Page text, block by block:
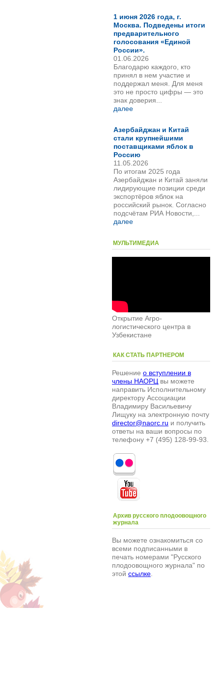
1 июня 2026 года, г.
Москва. Подведены итоги
предварительного
голосования «Единой
России».
01.06.2026
Благодарю каждого, кто
принял в нем участие и
поддержал меня. Для меня
это не просто цифры — это
знак доверия...
далее
Азербайджан и Китай
стали крупнейшими
поставщиками яблок в
Россию
11.05.2026
По итогам 2025 года
Азербайджан и Китай заняли
лидирующие позиции среди
экспортёров яблок на
российский рынок. Согласно
подсчётам РИА Новости,...
далее
МУЛЬТИМЕДИА
Открытие Агро-
логистического центра в
Узбекистане
КАК СТАТЬ ПАРТНЕРОМ
Решение о вступлении в
члены НАОРЦ вы можете
направить Исполнительному
директору Ассоциации
Владимиру Васильевичу
Лищуку на электронную почту
director@naorc.ru и получить
ответы на ваши вопросы по
телефону +7 (495) 128-99-93.
Архив русского плодоовощного
журнала
Вы можете ознакомиться со
всеми подписанными в
печать номерами "Русского
плодоовощного журнала" по
этой ссылке